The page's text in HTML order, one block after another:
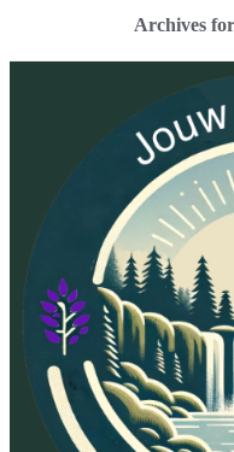
Archives